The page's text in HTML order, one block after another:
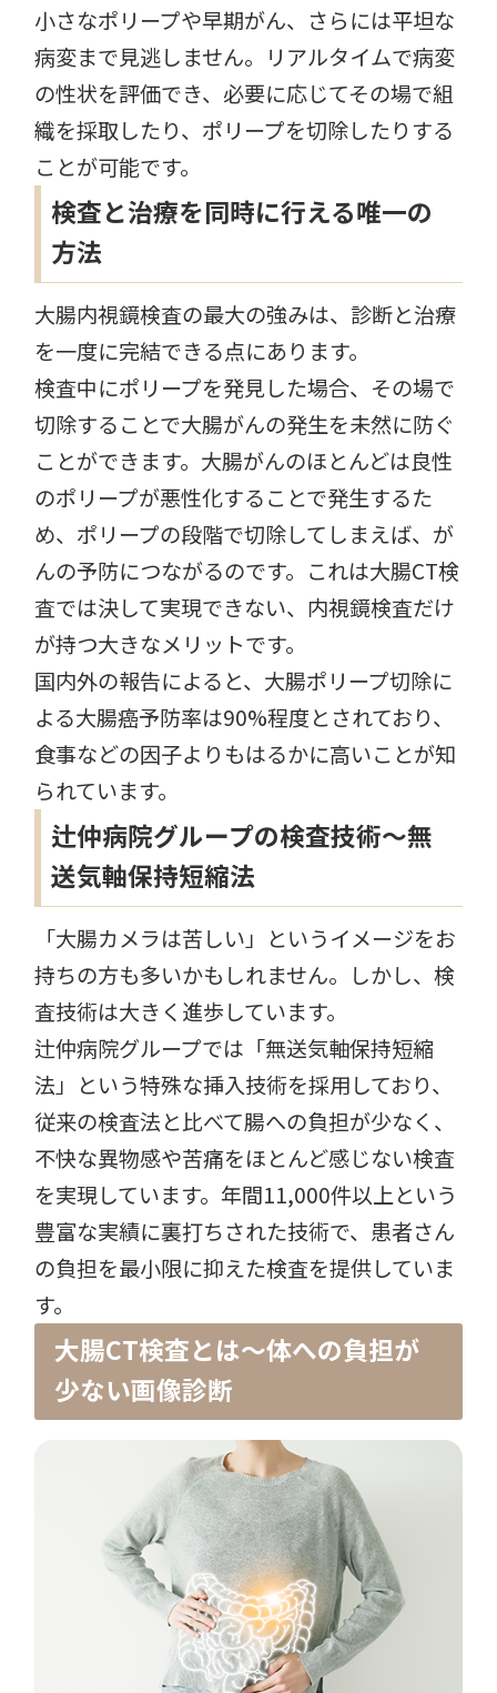
小さなポリープや早期がん、さらには平坦な
病変まで見逃しません。リアルタイムで病変
の性状を評価でき、必要に応じてその場で組
織を採取したり、ポリープを切除したりする
ことが可能です。
検査と治療を同時に行える唯一の
方法
大腸内視鏡検査の最大の強みは、診断と治療
を一度に完結できる点にあります。
検査中にポリープを発見した場合、その場で
切除することで大腸がんの発生を未然に防ぐ
ことができます。大腸がんのほとんどは良性
のポリープが悪性化することで発生するた
め、ポリープの段階で切除してしまえば、が
んの予防につながるのです。これは大腸CT検
査では決して実現できない、内視鏡検査だけ
が持つ大きなメリットです。
国内外の報告によると、大腸ポリープ切除に
よる大腸癌予防率は90%程度とされており、
食事などの因子よりもはるかに高いことが知
られています。
辻仲病院グループの検査技術〜無
送気軸保持短縮法
「大腸カメラは苦しい」というイメージをお
持ちの方も多いかもしれません。しかし、検
査技術は大きく進歩しています。
辻仲病院グループでは「無送気軸保持短縮
法」という特殊な挿入技術を採用しており、
従来の検査法と比べて腸への負担が少なく、
不快な異物感や苦痛をほとんど感じない検査
を実現しています。年間11,000件以上という
豊富な実績に裏打ちされた技術で、患者さん
の負担を最小限に抑えた検査を提供していま
す。
大腸CT検査とは〜体への負担が
少ない画像診断